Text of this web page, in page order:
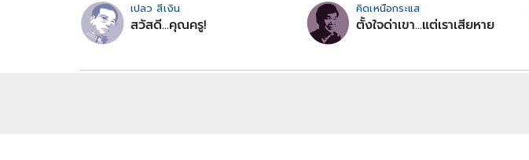
เปลว สีเงิน
สวัสดี...คุณครู!
คิดเหนือกระแส
ตั้งใจด่าเขา...แต่เราเสียหาย